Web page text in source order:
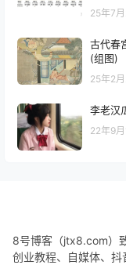
25年7
古代春
(组图)
25年2
李老汉
22年9月
8号博客（jtx8.com）
创业教程、自媒体、